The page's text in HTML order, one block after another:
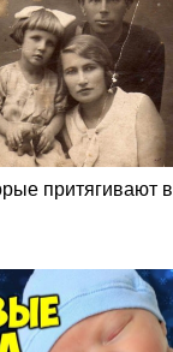
притягивают в